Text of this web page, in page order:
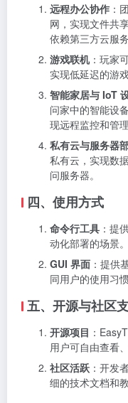
远程办公协作 ：
网，实现文件共
依赖第三方云服务
游戏联机：玩家
实现低延迟的游
智能家居与 IoT
问家中的智能设
现远程监控和管理
私有云与服务器
私有云，实现数
问服务器。
四、使用方式
命令行工具 ：提
动化部署的场景。
GUI 界面 ：提供
同用户的使用习
五、开源与社区
开源项目 ：
用户可自由查看
社区活跃 ：开发
细的技术文档和教